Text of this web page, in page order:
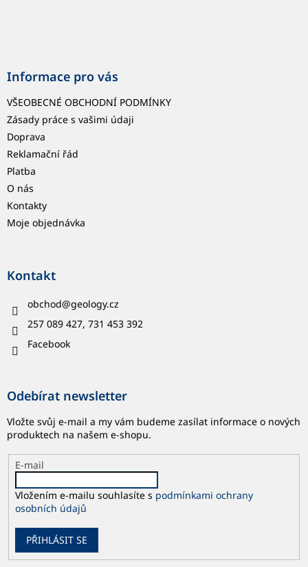
Informace pro vás
VŠEOBECNÉ OBCHODNÍ PODMÍNKY
Zásady práce s vašimi údaji
Doprava
Reklamační řád
Platba
O nás
Kontakty
Moje objednávka
Kontakt
obchod@geology.cz
257 089 427, 731 453 392
Facebook
Odebírat newsletter
Vložte svůj e-mail a my vám budeme zasílat informace o nových
produktech na našem e-shopu.
E-mail
Vložením e-mailu souhlasíte s podmínkami ochrany
osobních údajů
PŘIHLÁSIT SE